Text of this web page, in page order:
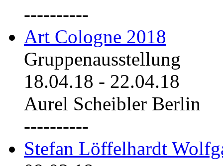
----------
Art Cologne 2018
Gruppenausstellung
18.04.18 - 22.04.18
Aurel Scheibler Berlin
----------
Stefan Löffelhardt